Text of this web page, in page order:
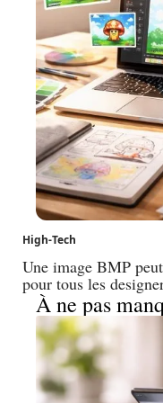
High-Tech
Une image BMP
pour tous les
À ne pas